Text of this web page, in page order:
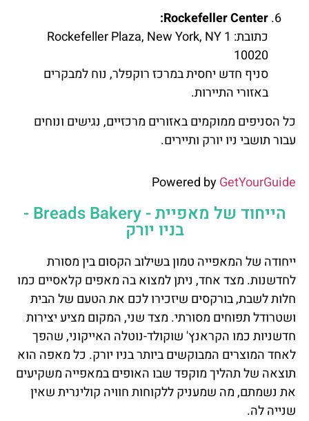
Rockefeller Center:
כתובת: 1 Rockefeller Plaza, New York, NY
10020
סניף חדש יחסית במרכז רוקפלר, נוח למבקרים
באזורי התיירות.
כל הסניפים ממוקמים באזורים מרכזיים, נגישים ונוחים
עבור תושבי ניו יורק ותיירים.
Powered byGetYourGuide
הייחוד של מאפיית - Breads Bakery -
בניו יורק
ייחודה של המאפייה טמון בשילוב הקסום בין מסורת
לחדשנות. מצד אחד, ניתן למצוא בה מאפים קלאסיים כמו
חלות לשבת, בורקסים שיזכירו לכם את הטעם של הבית
ושטרודל תפוחים מסורתי. מצד שני, המקום מציע יצירות
חדשניות כמו הקראנץ' שוקולד-נוטלה האייקוני, שהפך
לאחד המוצרים המבוקשים ביותר בניו יורק. כל מאפה הוא
תוצאה של תהליך מוקפד שבו האופים במאפייה משקיעים
את נשמתם, מה שמעניק ללקוחות חוויה קולינרית שאין
שנייה לה.